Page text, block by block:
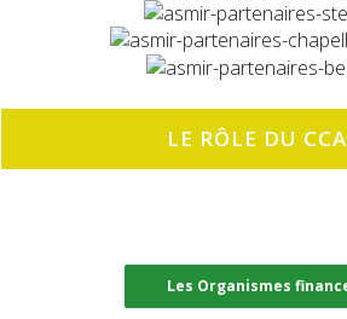
LE RÔLE DU
Les Organismes